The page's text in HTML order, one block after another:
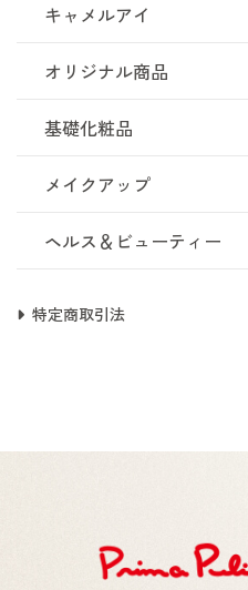
キャメルアイ
オリジナル商品
基礎化粧品
メイクアップ
ヘルス＆ビューティー
特定商取引法